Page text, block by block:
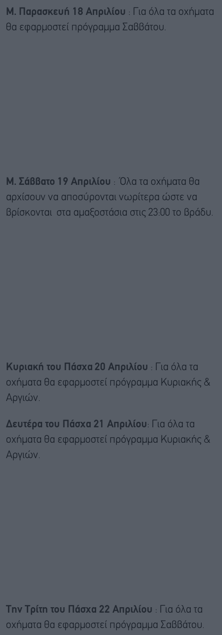
Μ. Παρασκευή 18 Απριλίου : Για όλα τα οχήματα
θα εφαρμοστεί πρόγραμμα Σαββάτου.
Μ. Σάββατο 19 Απριλίου : Όλα τα οχήματα θα
αρχίσουν να αποσύρονται νωρίτερα ώστε να
βρίσκονται στα αμαξοστάσια στις 23:00 το βράδυ.
Κυριακή του Πάσχα 20 Απριλίου : Για όλα τα
οχήματα θα εφαρμοστεί πρόγραμμα Κυριακής &
Αργιών.
Δευτέρα του Πάσχα 21 Απριλίου: Για όλα τα
οχήματα θα εφαρμοστεί πρόγραμμα Κυριακής &
Αργιών.
Την Τρίτη του Πάσχα 22 Απριλίου : Για όλα τα
οχήματα θα εφαρμοστεί πρόγραμμα Σαββάτου.